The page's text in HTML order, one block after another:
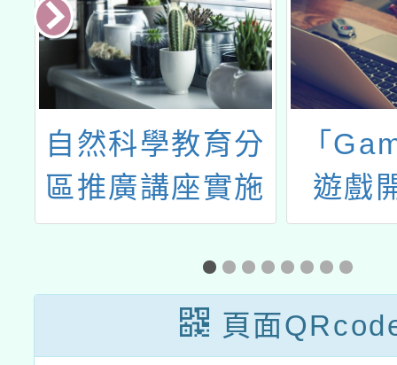
自然科學教育分
區推廣講座實施
計畫
「
遊戲
式」
頁面